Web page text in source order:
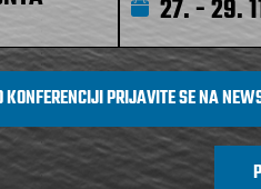
27. - 29.
PRIJAVITE SE NA